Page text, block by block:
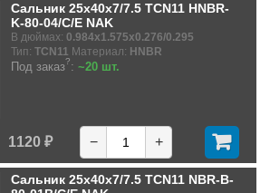
Сальник 25x40x7/7.5 TCN11 HNBR-
K-80-04/C/E NAK
В дюймах: 0.984x1.575x0.276/0.295
Тип: TCN11 Материал: HNBR
Под заказ?: ~20 шт.
1120 ₽ − +
Сальник 25x40x7/7.5 TCN11 NBR-B-